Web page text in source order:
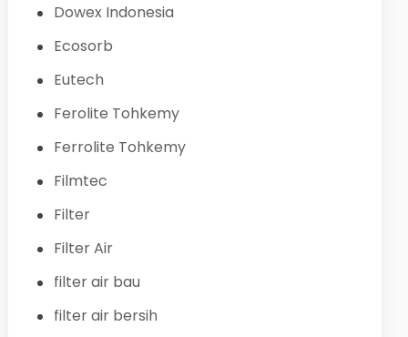
Dowex Indonesia
Ecosorb
Eutech
Ferolite Tohkemy
Ferrolite Tohkemy
Filmtec
Filter
Filter Air
filter air bau
filter air bersih